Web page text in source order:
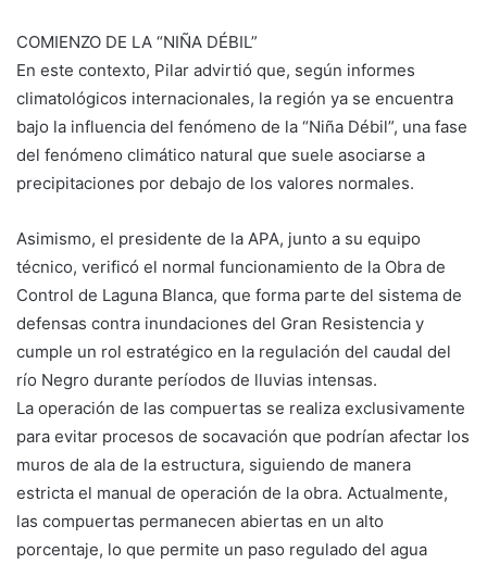
COMIENZO DE LA “NIÑA DÉBIL”
En este contexto, Pilar advirtió que, según informes
climatológicos internacionales, la región ya se encuentra
bajo la influencia del fenómeno de la “Niña Débil”, una fase
del fenómeno climático natural que suele asociarse a
precipitaciones por debajo de los valores normales.
Asimismo, el presidente de la APA, junto a su equipo
técnico, verificó el normal funcionamiento de la Obra de
Control de Laguna Blanca, que forma parte del sistema de
defensas contra inundaciones del Gran Resistencia y
cumple un rol estratégico en la regulación del caudal del
río Negro durante períodos de lluvias intensas.
La operación de las compuertas se realiza exclusivamente
para evitar procesos de socavación que podrían afectar los
muros de ala de la estructura, siguiendo de manera
estricta el manual de operación de la obra. Actualmente,
las compuertas permanecen abiertas en un alto
porcentaje, lo que permite un paso regulado del agua